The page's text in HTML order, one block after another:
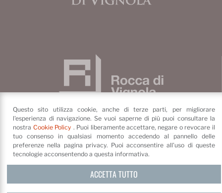
Fondazione di Vignola
Piazza dei Contrari, 4 41058
Vignola(MO)
Questo sito utilizza cookie, anche di terze parti, per migliorare
l'esperienza di navigazione. Se vuoi saperne di più puoi consultare la
nostra Cookie Policy . Puoi liberamente accettare, negare o revocare il
tuo consenso in qualsiasi momento accedendo al pannello delle
preferenze nella pagina privacy. Puoi acconsentire all'uso di queste
tecnologie acconsentendo a questa informativa.
ACCETTA TUTTO